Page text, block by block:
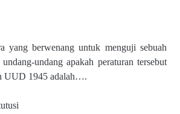
yang berwenang untuk menguji sebuah
undang apakah peraturan tersebut
UUD 1945 adalah….